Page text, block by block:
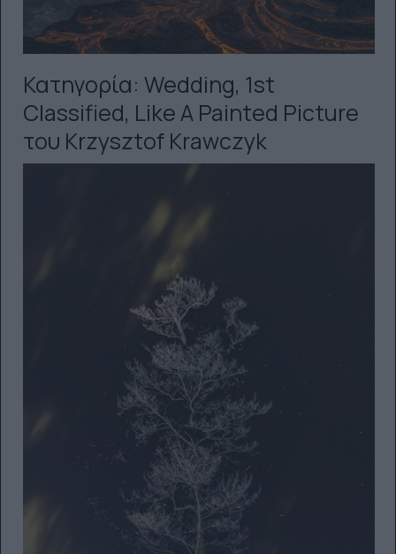
Κατηγορία: Wedding, 1st
Classified, Like A Painted Picture
του Krzysztof Krawczyk